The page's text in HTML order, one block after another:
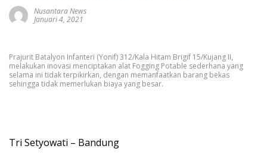
Nusantara News
Januari 4, 2021
Prajurit Batalyon Infanteri (Yonif) 312/Kala Hitam Brigif 15/Kujang II,
melakukan inovasi menciptakan alat Fogging Potable sederhana yang
selama ini tidak terpikirkan, dengan memanfaatkan barang bekas
sehingga tidak memerlukan biaya yang besar.
Tri Setyowati – Bandung